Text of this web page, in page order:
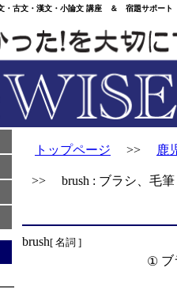
古文・漢文・小論文 講座 ＆ 宿題サポー
トップページ >> 鹿
>> brush : ブラシ、毛筆
brush[ 名詞 ]
① ブ